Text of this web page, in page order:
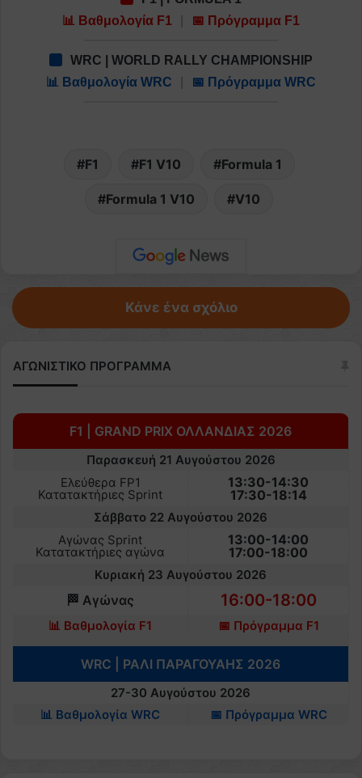
📊 Βαθμολογία F1
📅 Πρόγραμμα F1
WRC | WORLD RALLY CHAMPIONSHIP
📊 Βαθμολογία WRC
📅 Πρόγραμμα WRC
F1 F1 V10 Formula 1
Formula 1 V10 V10
Κάνε ένα σχόλιο
ΑΓΩΝΙΣΤΙΚΟ ΠΡΟΓΡΑΜΜΑ
F1 | GRAND PRIX ΟΛΛΑΝΔΙΑΣ 2026
Παρασκευή 21 Αυγούστου 2026
Ελεύθερα FP1
Κατατακτήριες Sprint
13:30-14:30
17:30-18:14
Σάββατο 22 Αυγούστου 2026
Αγώνας Sprint
Κατατακτήριες αγώνα
13:00-14:00
17:00-18:00
Κυριακή 23 Αυγούστου 2026
🏁 Αγώνας 16:00-18:00
📊 Βαθμολογία F1 📅 Πρόγραμμα F1
WRC | ΡΑΛΙ ΠΑΡΑΓΟΥΑΗΣ 2026
27-30 Αυγούστου 2026
📊 Βαθμολογία WRC
📅 Πρόγραμμα WRC